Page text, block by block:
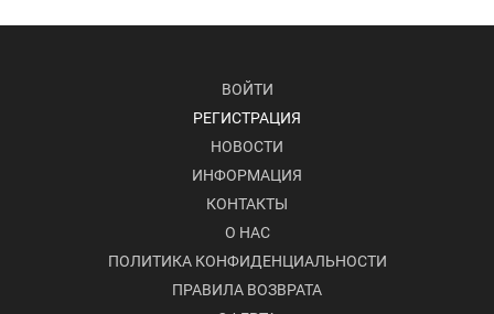
ВОЙТИ
РЕГИСТРАЦИЯ
НОВОСТИ
ИНФОРМАЦИЯ
КОНТАКТЫ
О НАС
ПОЛИТИКА КОНФИДЕНЦИАЛЬНОСТИ
ПРАВИЛА ВОЗВРАТА